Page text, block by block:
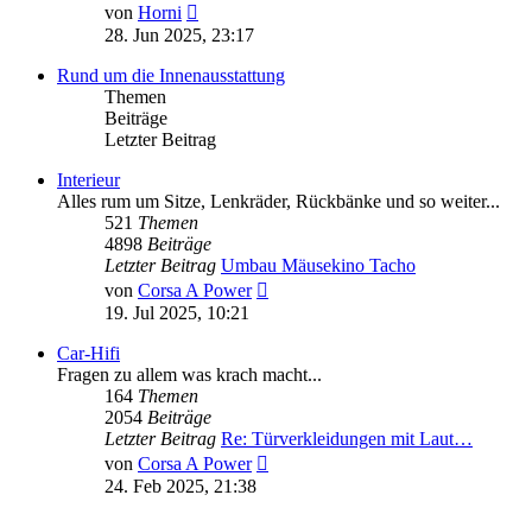
von Horni
Beitrag
28. Jun 2025, 23:17
Rund um die Innenausstattung
Themen
Beiträge
Letzter Beitrag
Interieur
Alles rum um Sitze, Lenkräder, Rückbänke und so weiter...
521 Themen
4898 Beiträge
Letzter Beitrag Umbau Mäusekino Tacho
von Corsa A Power
19. Jul 2025, 10:21
Car-Hifi
Fragen zu allem was krach macht...
164 Themen
2054 Beiträge
Letzter Beitrag Re: Türverkleidungen mit Laut…
von Corsa A Power
24. Feb 2025, 21:38